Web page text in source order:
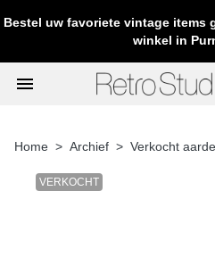
Bestel uw favoriete vintage items
winkel in
menu
Home Archief Verkocht
VERKOCHT